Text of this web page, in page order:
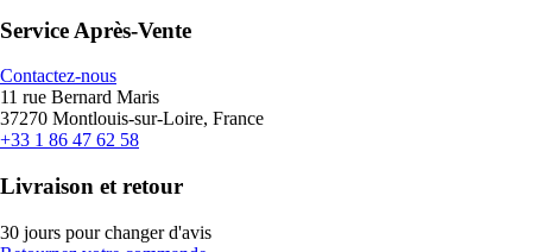
Service Après-Vente
Contactez-nous
11 rue Bernard Maris
37270 Montlouis-sur-Loire, France
+33 1 86 47 62 58
Livraison et retour
30 jours pour changer d'avis